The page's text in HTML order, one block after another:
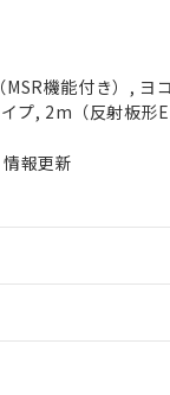
機能付き）,
プ, 2m（反射板形
報更新